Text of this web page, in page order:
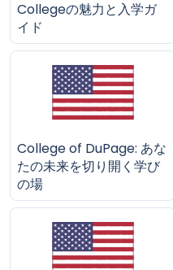
Collegeの魅力と入学ガ
イド
College of DuPage: あな
たの未来を切り開く学び
の場